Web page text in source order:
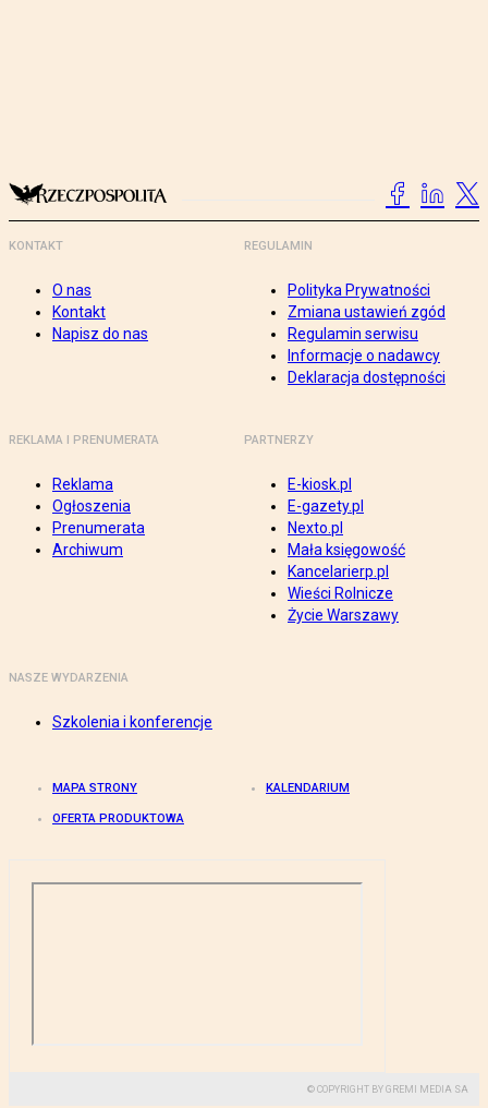
KONTAKT
O nas
Kontakt
Napisz do nas
REGULAMIN
Polityka Prywatności
Zmiana ustawień zgód
Regulamin serwisu
Informacje o nadawcy
Deklaracja dostępności
REKLAMA I PRENUMERATA
Reklama
Ogłoszenia
Prenumerata
Archiwum
PARTNERZY
E-kiosk.pl
E-gazety.pl
Nexto.pl
Mała księgowość
Kancelarierp.pl
Wieści Rolnicze
Życie Warszawy
NASZE WYDARZENIA
Szkolenia i konferencje
MAPA STRONY KALENDARIUM
OFERTA PRODUKTOWA
© COPYRIGHT BY GREMI MEDIA SA